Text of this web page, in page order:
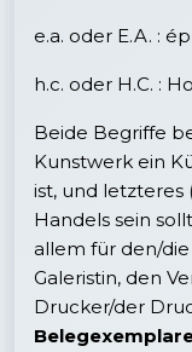
e.a. oder E.A. :
h.c. oder H.C. :
Beide Begriffe
Kunstwerk ein
ist, und letzteres
Handels sein
allem für den/
Galeristin, den
Drucker/der